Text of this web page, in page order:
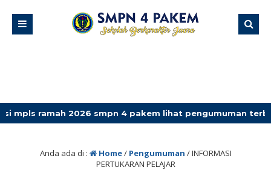
2026 smpn 4 pakem lihat pengumuman terbaru
Anda ada di : Home/ Pengumuman /INFORMASI
PERTUKARAN PELAJAR